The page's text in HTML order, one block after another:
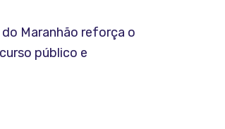
Maranhão reforça o
público e